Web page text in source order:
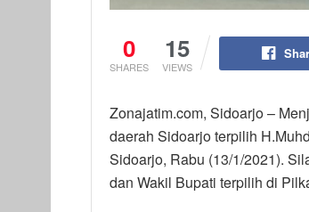
0
SHARES
15
VIEWS
Zonajatim.com, Sidoarjo –
daerah Sidoarjo terpilih
Sidoarjo, Rabu (13/1/2021).
dan Wakil Bupati terpilih di